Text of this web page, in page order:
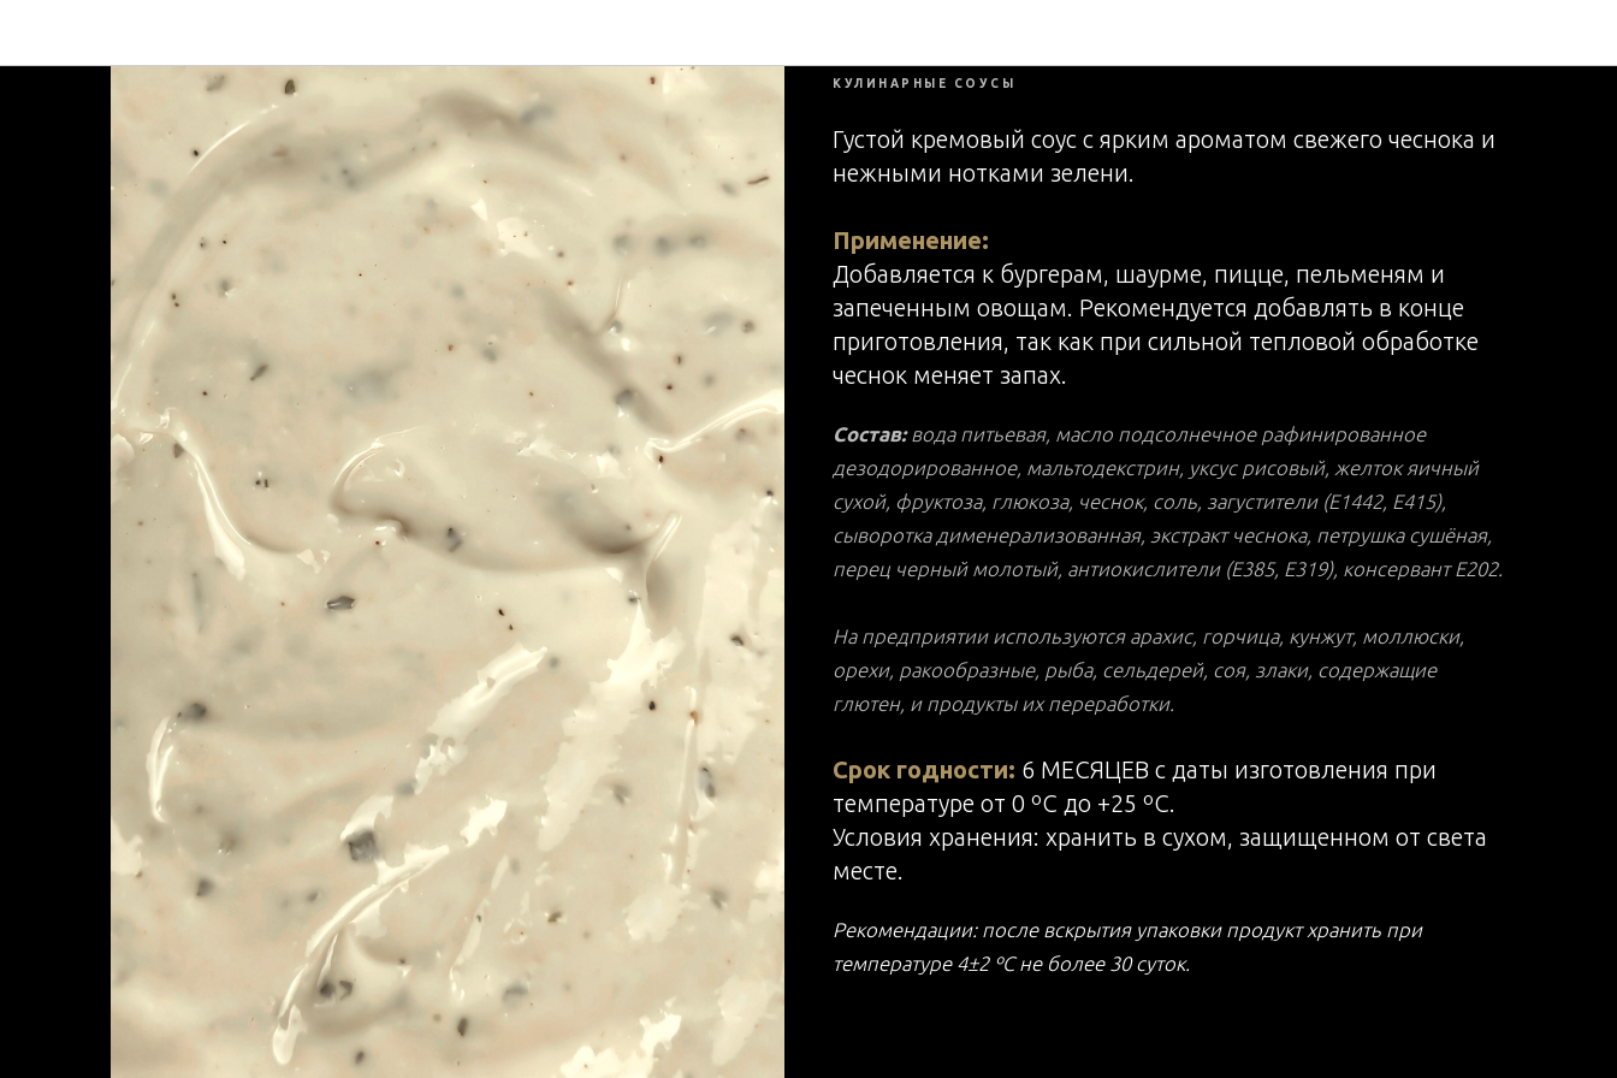
КУЛИНАРНЫЕ СОУСЫ
Густой кремовый соус с ярким ароматом свежего чеснока и
нежными нотками зелени.
Применение:
Добавляется к бургерам, шаурме, пицце, пельменям и
запеченным овощам. Рекомендуется добавлять в конце
приготовления, так как при сильной тепловой обработке
чеснок меняет запах.
Состав:вода питьевая, масло подсолнечное рафинированное
дезодорированное, мальтодекстрин, уксус рисовый, желток яичный
сухой, фруктоза, глюкоза, чеснок, соль, загустители (Е1442, Е415),
сыворотка дименерализованная, экстракт чеснока, петрушка сушёная,
перец черный молотый, антиокислители (Е385, Е319), консервант Е202.
На предприятии используются арахис, горчица, кунжут, моллюски,
орехи, ракообразные, рыба, сельдерей, соя, злаки, содержащие
глютен, и продукты их переработки.
Срок годности: 6 МЕСЯЦЕВ с даты изготовления при
температуре от 0 ºС до +25 ºС.
Условия хранения: хранить в сухом, защищенном от света
месте.
Рекомендации: после вскрытия упаковки продукт хранить при
температуре 4±2 ºС не более 30 суток.